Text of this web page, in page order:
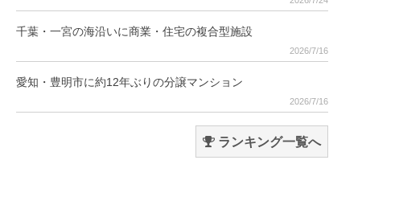
千葉・一宮の海沿いに商業・住宅の複合型施設
2026/7/16
愛知・豊明市に約12年ぶりの分譲マンション
2026/7/16
ランキング一覧へ